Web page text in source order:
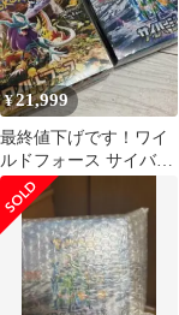
¥21,999
最終値下げです！ワイ
ルドフォース サイバー
ジャッジ シュリンク付
き2BOX